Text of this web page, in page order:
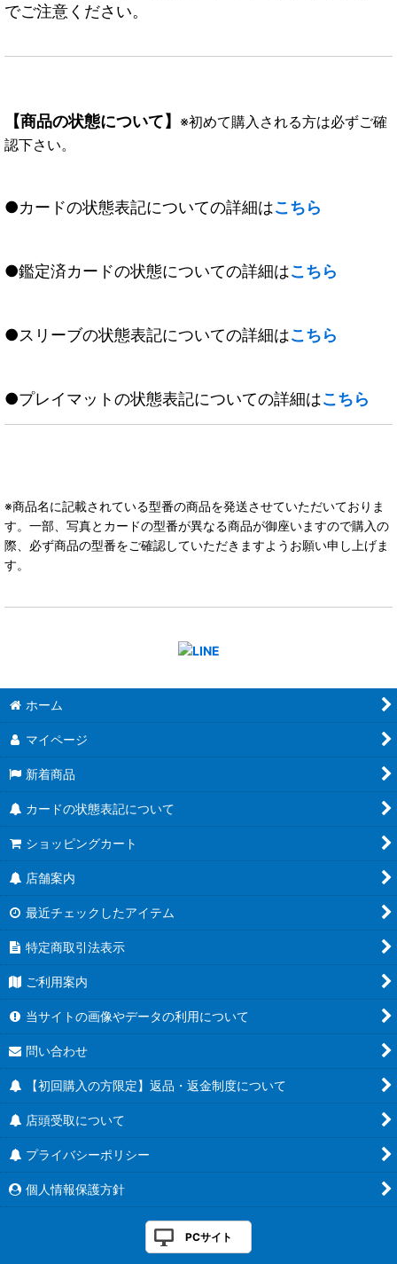
でご注意ください。
【商品の状態について】 ※初めて購入される方は必ずご確
認下さい。
●カードの状態表記についての詳細はこちら
●鑑定済カードの状態についての詳細はこちら
●スリーブの状態表記についての詳細はこちら
●プレイマットの状態表記についての詳細はこちら
※商品名に記載されている型番の商品を発送させていただいておりま
す。一部、写真とカードの型番が異なる商品が御座いますので購入の
際、必ず商品の型番をご確認していただきますようお願い申し上げま
す。
ホーム
マイページ
新着商品
カードの状態表記について
ショッピングカート
店舗案内
最近チェックしたアイテム
特定商取引法表示
ご利用案内
当サイトの画像やデータの利用について
問い合わせ
【初回購入の方限定】返品・返金制度について
店頭受取について
プライバシーポリシー
個人情報保護方針
PCサイト